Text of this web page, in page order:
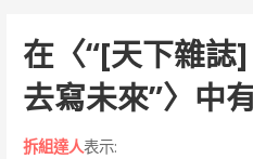
在〈“[天下雜誌
去寫未來”〉中
拆組達人表示: